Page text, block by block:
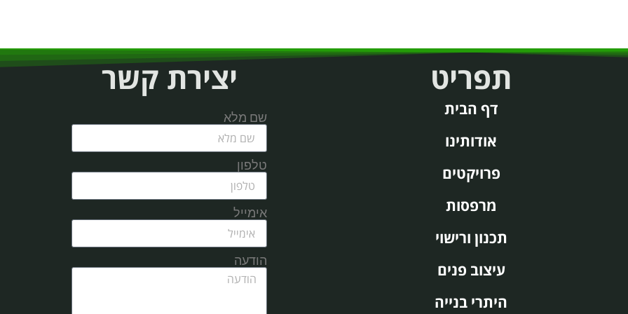
תפריט
דף הבית
אודותינו
פרויקטים
מרפסות
תכנון ורישוי
עיצוב פנים
היתרי בנייה
יצירת קשר
שם מלא
טלפון
אימייל
הודעה